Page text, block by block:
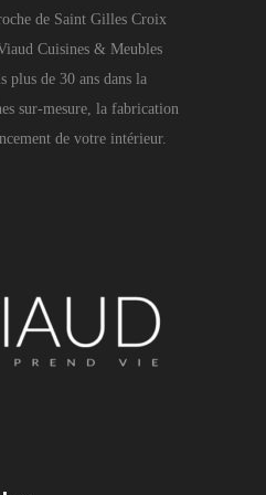
de Saint Gilles Croix
Cuisines & Meubles
plus de 30 ans dans la
sur-mesure, la fabrication
de votre intérieur.